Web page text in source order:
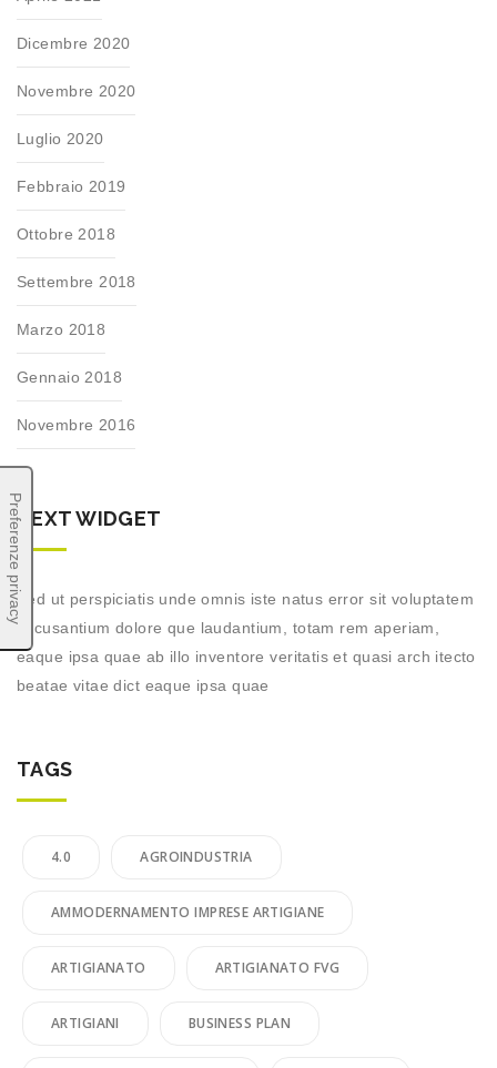
Dicembre 2020
Novembre 2020
Luglio 2020
Febbraio 2019
Ottobre 2018
Settembre 2018
Marzo 2018
Gennaio 2018
Novembre 2016
TEXT WIDGET
Sed ut perspiciatis unde omnis iste natus error sit voluptatem
accusantium dolore que laudantium, totam rem aperiam,
eaque ipsa quae ab illo inventore veritatis et quasi arch itecto
beatae vitae dict eaque ipsa quae
TAGS
4.0 AGROINDUSTRIA
AMMODERNAMENTO IMPRESE ARTIGIANE
ARTIGIANATO ARTIGIANATO FVG
ARTIGIANI BUSINESS PLAN